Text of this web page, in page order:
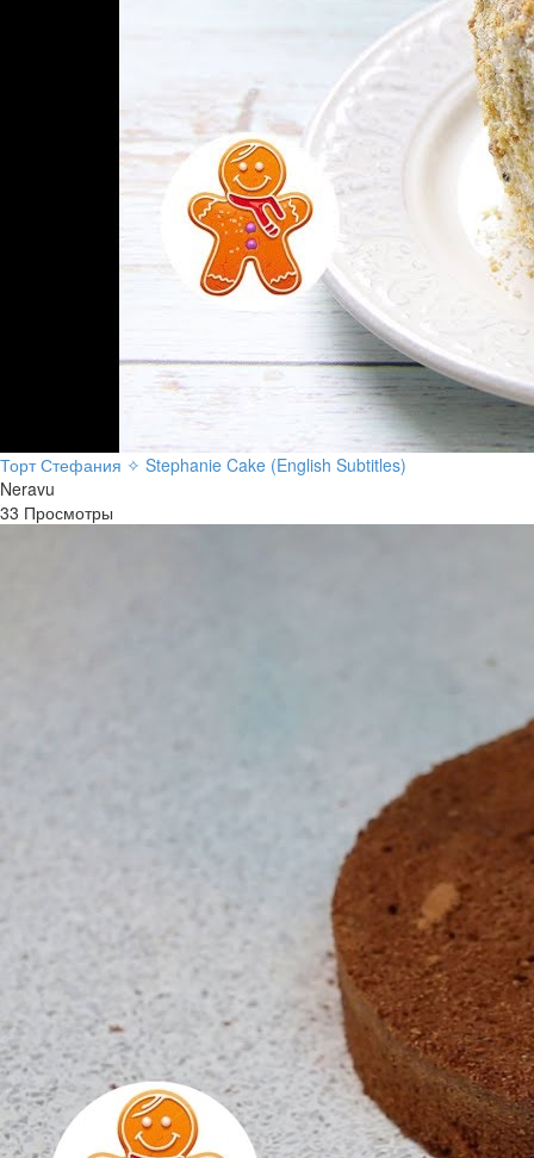
Торт Стефания ✧ Stephanie Cake (English Subtitles)
Neravu
33 Просмотры